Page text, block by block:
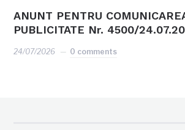
ANUNT PENTRU
PUBLICITATE Nr. 4500/
24/07/2026 0 comments